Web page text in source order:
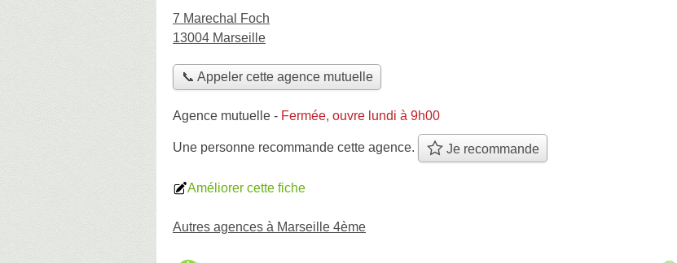
7 Marechal Foch
13004 Marseille
📞 Appeler cette agence mutuelle
Agence mutuelle - Fermée, ouvre lundi à 9h00
Une personne recommande cette agence. Je recommande
Améliorer cette fiche
Autres agences à Marseille 4ème